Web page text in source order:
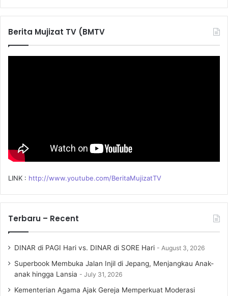
r
f
o
Berita Mujizat TV (BMTV
LINK : http://www.youtube.com/BeritaMujizatTV
Terbaru – Recent
DINAR di PAGI Hari vs. DINAR di SORE Hari August 3, 2026
Superbook Membuka Jalan Injil di Jepang, Menjangkau Anak-
anak hingga Lansia
July 31, 2026
Kementerian Agama Ajak Gereja Memperkuat Moderasi